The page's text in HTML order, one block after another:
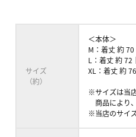
サイズ
（約）
＜本体＞
M：着丈 約
L：着丈 約 72
XL：着丈 約
※サイズは当
商品により
※当店のサイ